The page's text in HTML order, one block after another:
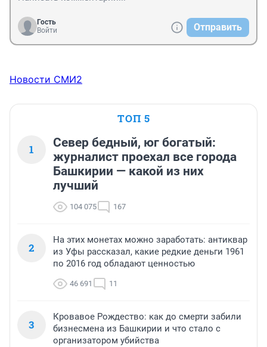
Гость
Войти
Отправить
Новости СМИ2
ТОП 5
1
Север бедный, юг богатый:
журналист проехал все города
Башкирии — какой из них
лучший
104 075 167
2
На этих монетах можно заработать: антиквар
из Уфы рассказал, какие редкие деньги 1961
по 2016 год обладают ценностью
46 691 11
3
Кровавое Рождество: как до смерти забили
бизнесмена из Башкирии и что стало с
организатором убийства